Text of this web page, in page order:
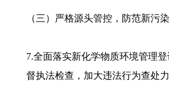
（三）严格源头管控，防范新污染
7.全面落实新化学物质环境管理
督执法检查，加大违法行为查处